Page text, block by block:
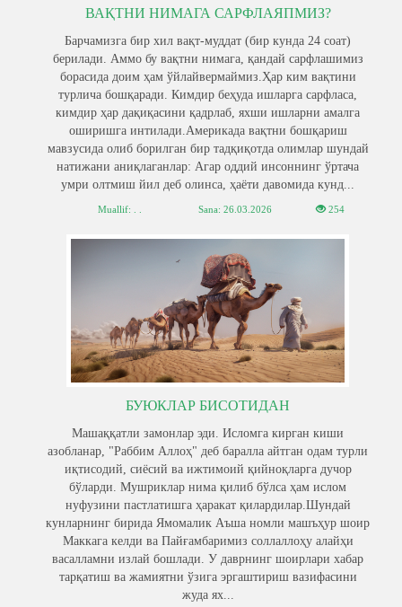
ВАҚТНИ НИМАГА САРФЛАЯПМИЗ?
Барчамизга бир хил вақт-муддат (бир кунда 24 соат)
берилади. Аммо бу вақтни нимага, қандай сарфлашимиз
борасида доим ҳам ўйлайвермаймиз.Ҳар ким вақтини
турлича бошқаради. Кимдир беҳуда ишларга сарфласа,
кимдир ҳар дақиқасини қадрлаб, яхши ишларни амалга
оширишга интилади.Америкада вақтни бошқариш
мавзусида олиб борилган бир тадқиқотда олимлар шундай
натижани аниқлаганлар: Агар оддий инсоннинг ўртача
умри олтмиш йил деб олинса, ҳаёти давомида кунд...
Muallif: . . Sana: 26.03.2026 254
БУЮКЛАР БИСОТИДАН
Машаққатли замонлар эди. Исломга кирган киши
азобланар, "Раббим Аллоҳ" деб баралла айтган одам турли
иқтисодий, сиёсий ва ижтимоий қийноқларга дучор
бўларди. Мушриклар нима қилиб бўлса ҳам ислом
нуфузини пастлатишга ҳаракат қилардилар.Шундай
кунларнинг бирида Ямомалик Аъша номли машъҳур шоир
Маккага келди ва Пайғамбаримиз соллаллоҳу алайҳи
васалламни излай бошлади. У даврнинг шоирлари хабар
тарқатиш ва жамиятни ўзига эргаштириш вазифасини
жуда ях...